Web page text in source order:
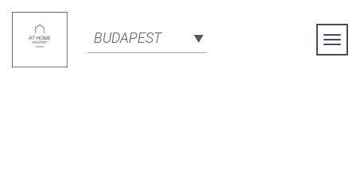
BUDAPEST